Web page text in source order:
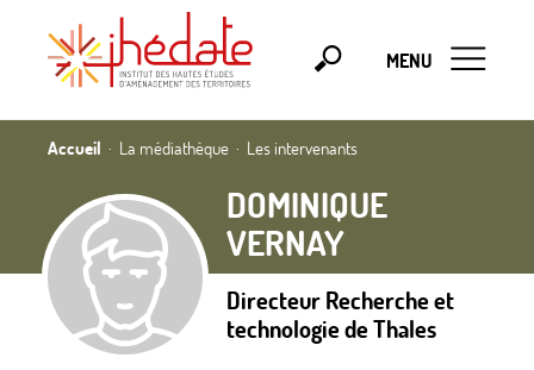
MENU
Accueil La médiathèque Les intervenants
DOMINIQUE
VERNAY
Directeur Recherche et
technologie de Thales